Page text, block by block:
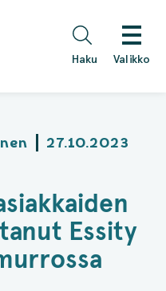
Haku Valikko
27.10.2023
Essity